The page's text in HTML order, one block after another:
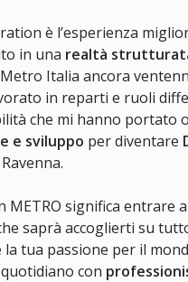
è l’esperienza
in una realtà
Italia ancora
in reparti e ruoli
che mi hanno portato
e sviluppo per diventare
METRO significa entrare
saprà accoglierti su
tua passione per il
con